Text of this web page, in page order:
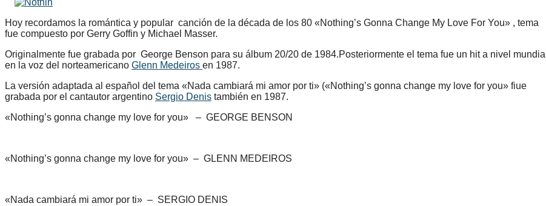
Hoy recordamos la romántica y popular canción de la década de los 80 «Nothing’s Gonna Change My Love For You» , tema
fue compuesto por Gerry Goffin y Michael Masser.
Originalmente fue grabada por George Benson para su álbum 20/20 de 1984.Posteriormente el tema fue un hit a nivel mundial
en la voz del norteamericano Glenn Medeiros en 1987.
La versión adaptada al español del tema «Nada cambiará mi amor por ti» («Nothing’s gonna change my love for you» fiue
grabada por el cantautor argentino Sergio Denis también en 1987.
«Nothing’s gonna change my love for you» – GEORGE BENSON
«Nothing’s gonna change my love for you» – GLENN MEDEIROS
«Nada cambiará mi amor por ti» – SERGIO DENIS